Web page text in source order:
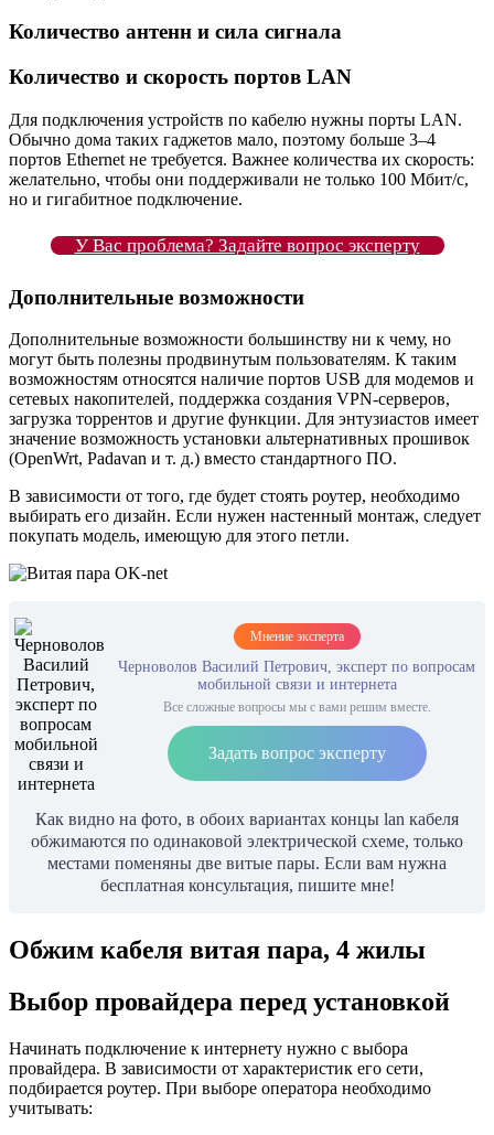
Количество антенн и сила сигнала
Количество и скорость портов LAN
Для подключения устройств по кабелю нужны порты LAN.
Обычно дома таких гаджетов мало, поэтому больше 3–4
портов Ethernet не требуется. Важнее количества их скорость:
желательно, чтобы они поддерживали не только 100 Мбит/с,
но и гигабитное подключение.
У Вас проблема? Задайте вопрос эксперту
Дополнительные возможности
Дополнительные возможности большинству ни к чему, но
могут быть полезны продвинутым пользователям. К таким
возможностям относятся наличие портов USB для модемов и
сетевых накопителей, поддержка создания VPN-серверов,
загрузка торрентов и другие функции. Для энтузиастов имеет
значение возможность установки альтернативных прошивок
(OpenWrt, Padavan и т. д.) вместо стандартного ПО.
В зависимости от того, где будет стоять роутер, необходимо
выбирать его дизайн. Если нужен настенный монтаж, следует
покупать модель, имеющую для этого петли.
Мнение эксперта
Черноволов Василий Петрович, эксперт по вопросам
мобильной связи и интернета
Все сложные вопросы мы с вами решим вместе.
Задать вопрос эксперту
Как видно на фото, в обоих вариантах концы lan кабеля
обжимаются по одинаковой электрической схеме, только
местами поменяны две витые пары. Если вам нужна
бесплатная консультация, пишите мне!
Обжим кабеля витая пара, 4 жилы
Выбор провайдера перед установкой
Начинать подключение к интернету нужно с выбора
провайдера. В зависимости от характеристик его сети,
подбирается роутер. При выборе оператора необходимо
учитывать: